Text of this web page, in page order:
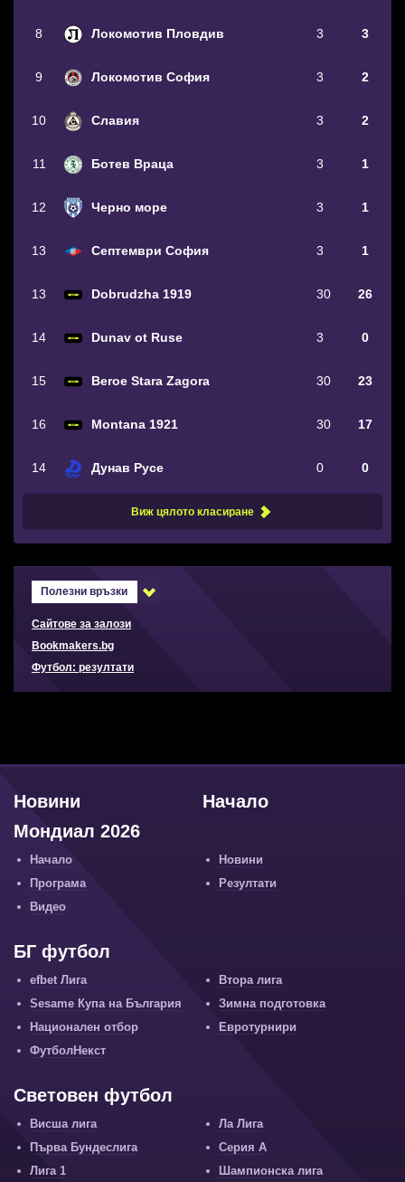
8 Локомотив Пловдив 3 3
9 Локомотив София 3 2
10 Славия 3 2
11 Ботев Враца 3 1
12 Черно море 3 1
13 Септември София 3 1
13 Dobrudzha 1919 30 26
14 Dunav ot Ruse 3 0
15 Beroe Stara Zagora 30 23
16 Montana 1921 30 17
14 Дунав Русе 0 0
Виж цялото класиране
Полезни връзки
Сайтове за залози
Bookmakers.bg
Футбол: резултати
Начало
Новини
Мондиал 2026
Начало
Новини
Програма
Резултати
Видео
БГ футбол
efbet Лига
Втора лига
Sesame Купа на България
Зимна подготовка
Национален отбор
Евротурнири
ФутболНекст
Световен футбол
Висша лига
Ла Лига
Първа Бундеслига
Серия А
Лига 1
Шампионска лига